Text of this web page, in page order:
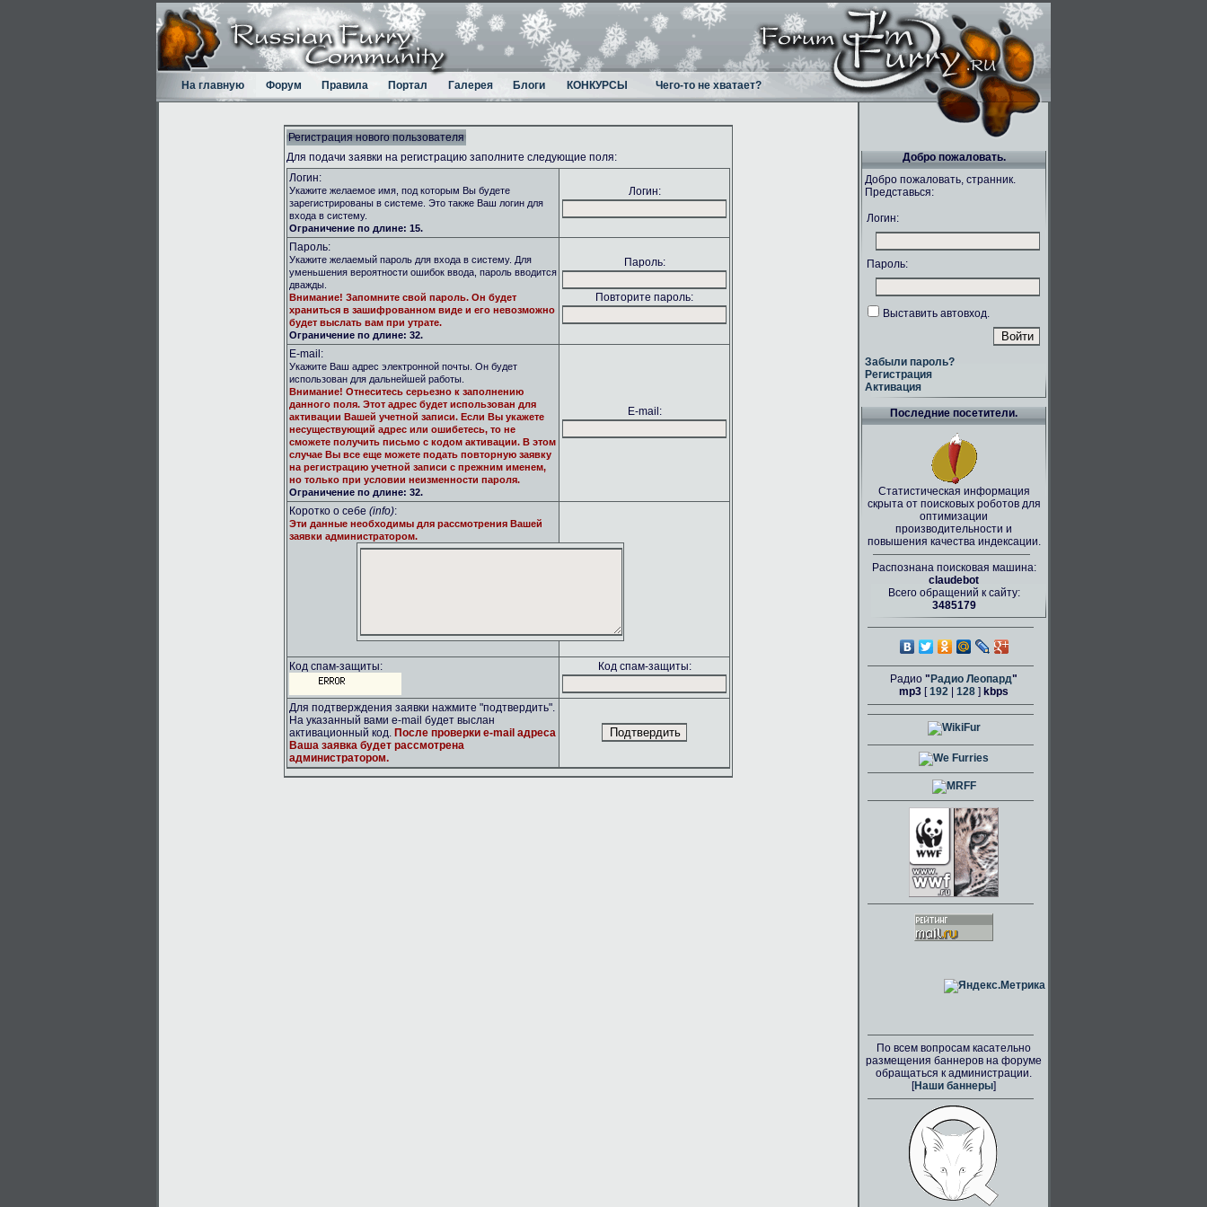
На главную Форум Правила Портал Галерея Блоги КОНКУРСЫ Чего-то не хватает?
Регистрация нового пользователя
Для подачи заявки на регистрацию заполните следующие поля:
Логин:
Укажите желаемое имя, под которым Вы будете
зарегистрированы в системе. Это также Ваш логин для
входа в систему.
Ограничение по длине: 15.
Логин:
Пароль:
Укажите желаемый пароль для входа в систему. Для
уменьшения вероятности ошибок ввода, пароль вводится
дважды.
Внимание! Запомните свой пароль. Он будет
храниться в зашифрованном виде и его невозможно
будет выслать вам при утрате.
Ограничение по длине: 32.
Пароль:
Повторите пароль:
E-mail:
Укажите Ваш адрес электронной почты. Он будет
использован для дальнейшей работы.
Внимание! Отнеситесь серьезно к заполнению
данного поля. Этот адрес будет использован для
активации Вашей учетной записи. Если Вы укажете
несуществующий адрес или ошибетесь, то не
сможете получить письмо с кодом активации. В этом
случае Вы все еще можете подать повторную заявку
на регистрацию учетной записи с прежним именем,
но только при условии неизменности пароля.
Ограничение по длине: 32.
E-mail:
Коротко о себе (info):
Эти данные необходимы для рассмотрения Вашей
заявки администратором.
Код спам-защиты: Код спам-защиты:
Для подтверждения заявки нажмите "подтвердить".
На указанный вами e-mail будет выслан
активационный код. После проверки e-mail адреса
Ваша заявка будет рассмотрена
администратором.
Добро пожаловать.
Добро пожаловать, странник.
Представься:
Логин:
Пароль:
Выставить автовход.
Забыли пароль?
Регистрация
Активация
Последние посетители.
Статистическая информация
скрыта от поисковых роботов для
оптимизации
производительности и
повышения качества индексации.
Распознана поисковая машина:
claudebot
Всего обращений к сайту:
3485179
Радио " Радио Леопард"
mp3 [192 128 ] kbps
По всем вопросам касательно
размещения баннеров на форуме
обращаться к администрации.
[Наши баннеры]